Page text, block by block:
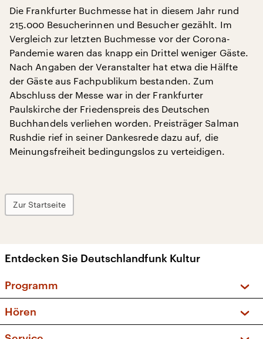
Die Frankfurter Buchmesse hat in diesem Jahr rund
215.000 Besucherinnen und Besucher gezählt. Im
Vergleich zur letzten Buchmesse vor der Corona-
Pandemie waren das knapp ein Drittel weniger Gäste.
Nach Angaben der Veranstalter hat etwa die Hälfte
der Gäste aus Fachpublikum bestanden. Zum
Abschluss der Messe war in der Frankfurter
Paulskirche der Friedenspreis des Deutschen
Buchhandels verliehen worden. Preisträger Salman
Rushdie rief in seiner Dankesrede dazu auf, die
Meinungsfreiheit bedingungslos zu verteidigen.
Zur Startseite
Entdecken Sie Deutschlandfunk Kultur
Programm
Sendungen und Podcasts
Hören